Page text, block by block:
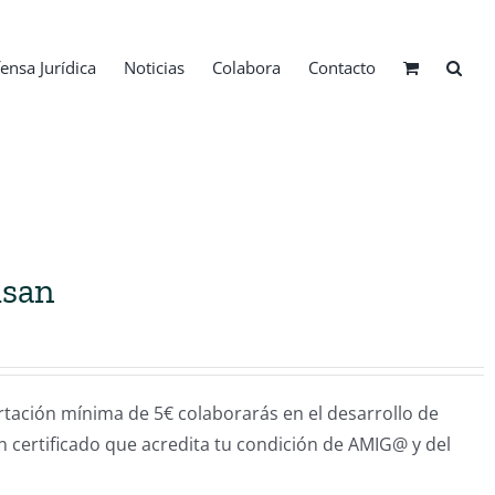
Jurídica Noticias Colabora Contacto
mínima de 5€ colaborarás en el desarrollo de
que acredita tu condición de AMIG@ y del